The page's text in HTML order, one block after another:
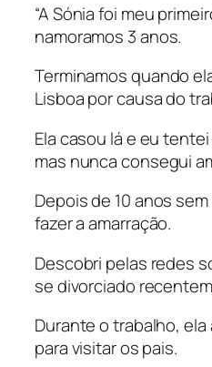
“A Sónia foi meu
namoramos 3 anos.
Terminamos quando
Lisboa por causa do
Ela casou lá e eu
mas nunca consegui
Depois de 10 anos
fazer a amarração.
Descobri pelas redes
se divorciado
Durante o trabalho,
para visitar os pais.